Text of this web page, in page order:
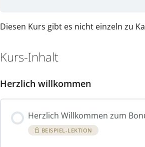
Diesen Kurs gibt es nicht einzeln zu
Kurs-Inhalt
Herzlich willkommen
Herzlich Willkommen zum
BEISPIEL-LEKTION